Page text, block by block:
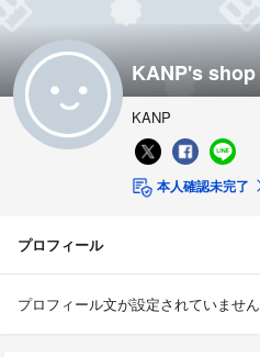
KANP's shop
KANP
本人確認未完了
プロフィール
プロフィール文が設定されていません